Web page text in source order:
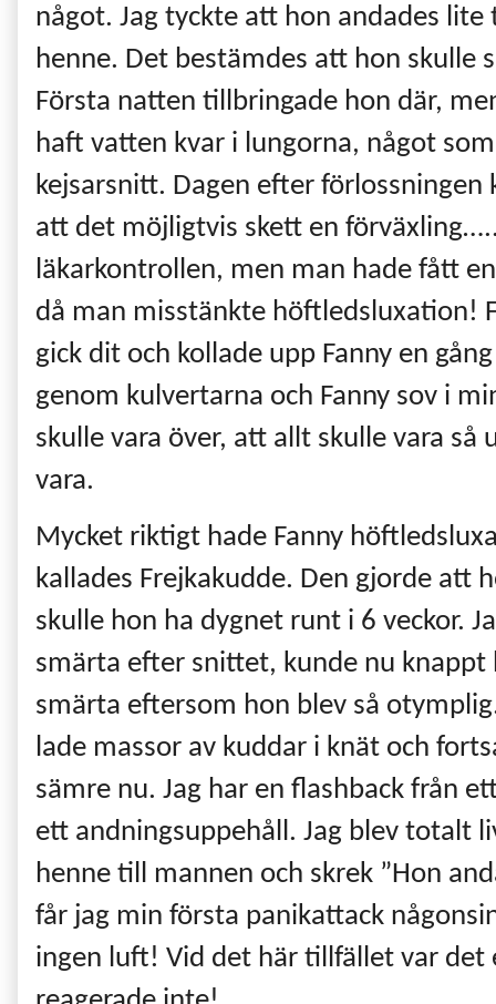
något. Jag tyckte att hon andades
henne. Det bestämdes att hon skulle
Första natten tillbringade hon där,
haft vatten kvar i lungorna, något
kejsarsnitt. Dagen efter
att det möjligtvis skett en
läkarkontrollen, men man hade fått
då man misstänkte höftledsluxation!
gick dit och kollade upp Fanny en
genom kulvertarna och Fanny sov i
skulle vara över, att allt skulle vara
vara.
Mycket riktigt hade Fanny
kallades Frejkakudde. Den gjorde att
skulle hon ha dygnet runt i 6 veckor.
smärta efter snittet, kunde nu
smärta eftersom hon blev så
lade massor av kuddar i knät och
sämre nu. Jag har en flashback från
ett andningsuppehåll. Jag blev totalt
henne till mannen och skrek ”Hon
får jag min första panikattack
ingen luft! Vid det här tillfället var